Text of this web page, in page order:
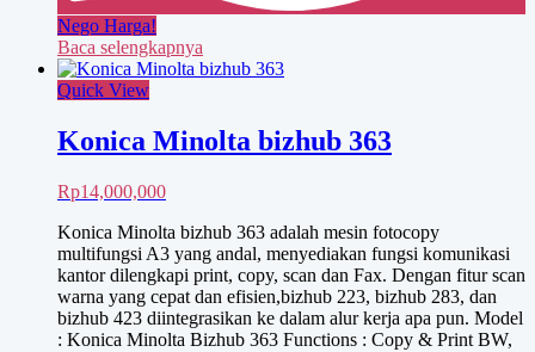
Nego Harga!
Baca selengkapnya
Quick View
Konica Minolta bizhub 363
Rp14,000,000
Konica Minolta bizhub 363 adalah mesin fotocopy
multifungsi A3 yang andal, menyediakan fungsi komunikasi
kantor dilengkapi print, copy, scan dan Fax. Dengan fitur scan
warna yang cepat dan efisien,bizhub 223, bizhub 283, dan
bizhub 423 diintegrasikan ke dalam alur kerja apa pun. Model
: Konica Minolta Bizhub 363 Functions : Copy & Print BW,